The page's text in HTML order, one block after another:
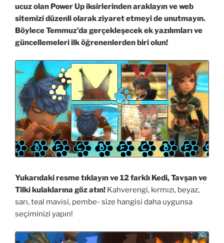
ucuz olan Power Up iksirlerinden araklayın ve web
sitemizi düzenli olarak ziyaret etmeyi de unutmayın.
Böylece Temmuz’da gerçekleşecek ek yazılımları ve
güncellemeleri ilk öğrenenlerden biri olun!
Yukarıdaki resme tıklayın ve 12 farklı Kedi, Tavşan ve
Tilki kulaklarına göz atın! Kahverengi, kırmızı, beyaz,
sarı, teal mavisi, pembe- size hangisi daha uygunsa
seçiminizi yapın!